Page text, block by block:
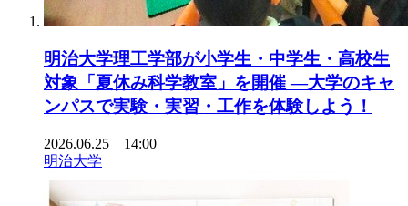
明治大学理工学部が小学生・中学生・高校生
対象「夏休み科学教室」を開催 ―大学のキャ
ンパスで実験・実習・工作を体験しよう！
2026.06.25 14:00
明治大学